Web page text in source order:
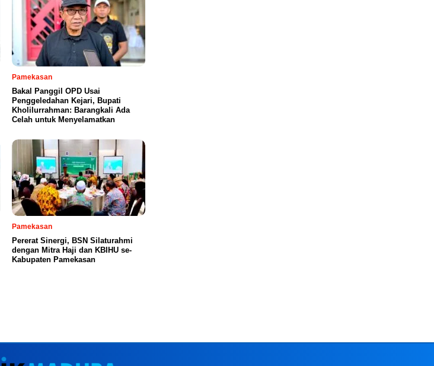
Pamekasan
Bakal Panggil OPD Usai
Penggeledahan Kejari, Bupati
Kholilurrahman: Barangkali Ada
Celah untuk Menyelamatkan
Pamekasan
Pererat Sinergi, BSN Silaturahmi
dengan Mitra Haji dan KBIHU se-
Kabupaten Pamekasan